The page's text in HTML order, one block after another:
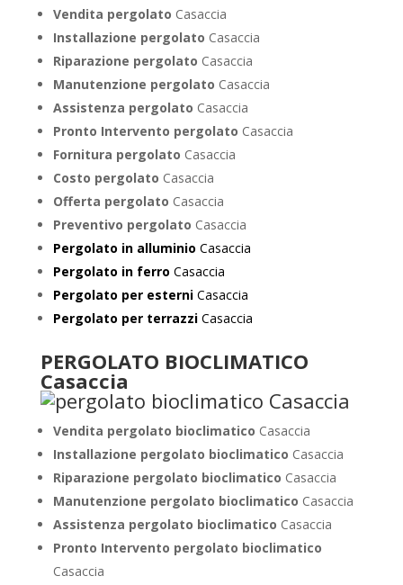
Vendita pergolato Casaccia
Installazione pergolato Casaccia
Riparazione pergolato Casaccia
Manutenzione pergolato Casaccia
Assistenza pergolato Casaccia
Pronto Intervento pergolato Casaccia
Fornitura pergolato Casaccia
Costo pergolato Casaccia
Offerta pergolato Casaccia
Preventivo pergolato Casaccia
Pergolato in alluminio Casaccia
Pergolato in ferro Casaccia
Pergolato per esterniCasaccia
Pergolato per terrazziCasaccia
PERGOLATO BIOCLIMATICO
Casaccia
Vendita pergolato bioclimatico Casaccia
Installazione pergolato bioclimatico Casaccia
Riparazione pergolato bioclimatico Casaccia
Manutenzione pergolato bioclimatico Casaccia
Assistenza pergolato bioclimatico Casaccia
Pronto Intervento pergolato bioclimatico
Casaccia